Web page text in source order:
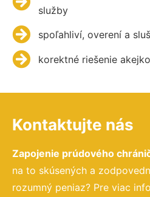
služby
spoľahliví, overení a
korektné riešenie
Kontaktujte nás
Zapojenie prúdového
na to skúsených a
rozumný peniaz? Pre viac